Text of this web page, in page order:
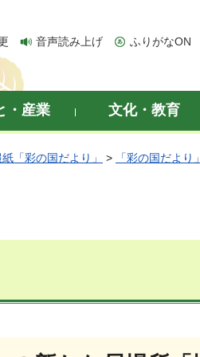
音声読み上げ ふりがなON
・産業 文化・教育
「彩の国だより」 > 「彩の国だよ